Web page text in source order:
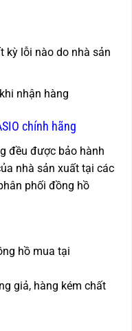
kỳ lỗi nào do nhà sản
nhận hàng
chính hãng
đều được bảo hành
nhà sản xuất tại các
phối đồng hồ
hồ mua tại
giả, hàng kém chất